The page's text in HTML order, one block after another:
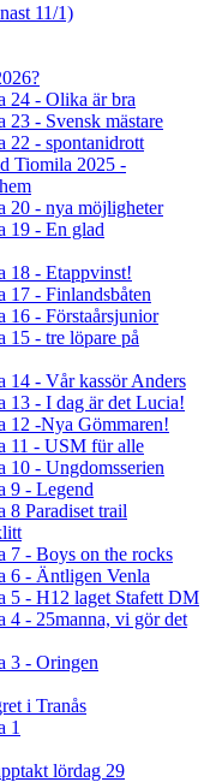
11/1)
24 - Olika är bra
23 - Svensk mästare
22 - spontanidrott
Tiomila 2025 -
20 - nya möjligheter
19 - En glad
18 - Etappvinst!
17 - Finlandsbåten
16 - Förstaårsjunior
15 - tre löpare på
14 - Vår kassör Anders
13 - I dag är det Lucia!
12 -Nya Gömmaren!
11 - USM für alle
10 - Ungdomsserien
9 - Legend
8 Paradiset trail
7 - Boys on the rocks
6 - Äntligen Venla
5 - H12 laget Stafett DM
4 - 25manna, vi gör det
3 - Oringen
i Tranås
1
lördag 29